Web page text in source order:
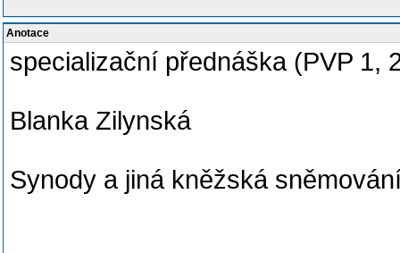
Anotace
specializační přednáška (PVP 1,
Blanka Zilynská
Synody a jiná kněžská